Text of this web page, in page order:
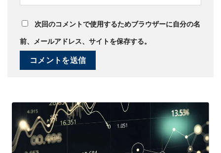
次回のコメントで使用するためブラウザーに自分の名
前、メールアドレス、サイトを保存する。